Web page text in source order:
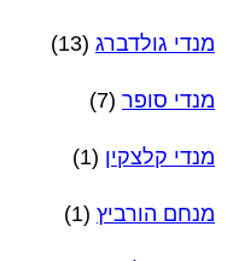
מנדי גולדברג (13)
מנדי סופר (7)
מנדי קלצקין (1)
מנחם הורביץ (1)